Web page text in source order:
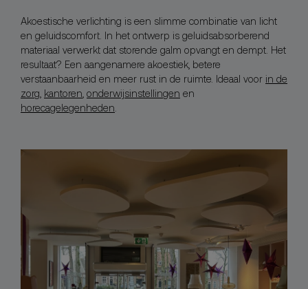
Akoestische verlichting is een slimme combinatie van licht
en geluidscomfort. In het ontwerp is geluidsabsorberend
materiaal verwerkt dat storende galm opvangt en dempt. Het
resultaat? Een aangenamere akoestiek, betere
verstaanbaarheid en meer rust in de ruimte. Ideaal voor in de
zorg kantoren onderwijsinstellingen en
horecagelegenheden